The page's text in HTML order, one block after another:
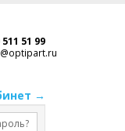
511 51 99
→